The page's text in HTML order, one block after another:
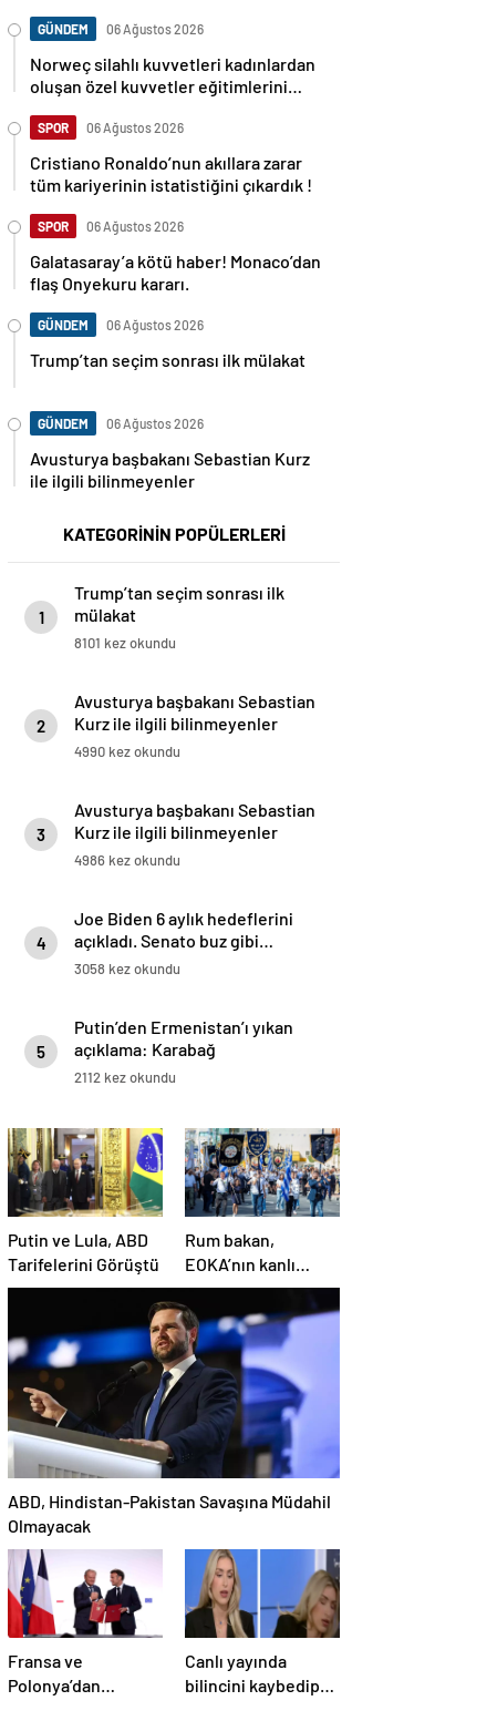
GÜNDEM 06 Ağustos 2026
Norweç silahlı kuvvetleri kadınlardan
oluşan özel kuvvetler eğitimlerini
SPOR 06 Ağustos 2026
Cristiano Ronaldo’nun akıllara zarar
tüm kariyerinin istatistiğini çıkardık !
SPOR 06 Ağustos 2026
Galatasaray’a kötü haber! Monaco’dan
flaş Onyekuru kararı.
GÜNDEM 06 Ağustos 2026
Trump’tan seçim sonrası ilk mülakat
GÜNDEM 06 Ağustos 2026
Avusturya başbakanı Sebastian Kurz
ile ilgili bilinmeyenler
KATEGORİNİN POPÜLERLERİ
1
Trump’tan seçim sonrası ilk
mülakat
8101 kez okundu
2
Avusturya başbakanı Sebastian
Kurz ile ilgili bilinmeyenler
4990 kez okundu
3
Avusturya başbakanı Sebastian
Kurz ile ilgili bilinmeyenler
4986 kez okundu
4
Joe Biden 6 aylık hedeflerini
açıkladı. Senato buz gibi…
3058 kez okundu
5
Putin’den Ermenistan’ı yıkan
açıklama: Karabağ
Azerbaycan’ın ayrılmaz bir
2112 kez okundu
Putin ve Lula, ABD
Tarifelerini Görüştü
Rum bakan,
EOKA’nın kanlı
mirasına sahip çıkıp
Girne’yi hedef
gösterdi
ABD, Hindistan-Pakistan Savaşına Müdahil
Olmayacak
Fransa ve
Polonya’dan
Canlı yayında
bilincini kaybedip